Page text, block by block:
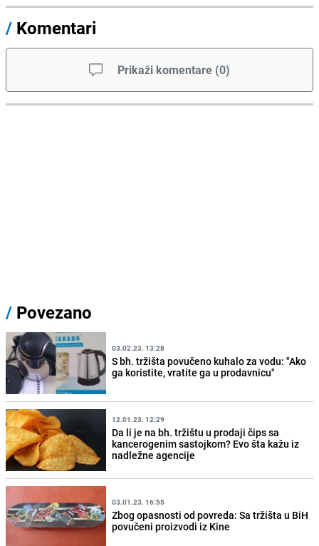
/ Komentari
Prikaži komentare (0)
/ Povezano
03.02.23. 13:28
S bh. tržišta povučeno kuhalo za vodu: "Ako
ga koristite, vratite ga u prodavnicu"
12.01.23. 12:29
Da li je na bh. tržištu u prodaji čips sa
kancerogenim sastojkom? Evo šta kažu iz
nadležne agencije
03.01.23. 16:55
Zbog opasnosti od povreda: Sa tržišta u BiH
povučeni proizvodi iz Kine